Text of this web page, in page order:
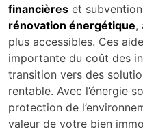
financières et
rénovation énergétique,
plus accessibles. Ces
importante du coût des
transition vers des
rentable. Avec l’énergie
protection de
valeur de votre bien